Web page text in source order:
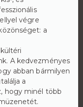
végre
a
A kedvezményes
abban bármilyen
a
hogy minél több